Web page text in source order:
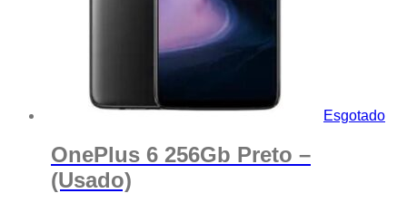
Esgotado
OnePlus 6 256Gb Preto –
(Usado)